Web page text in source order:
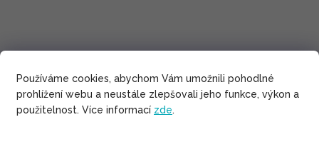
Používáme cookies, abychom Vám umožnili pohodlné
prohlížení webu a neustále zlepšovali jeho funkce, výkon a
použitelnost. Více informací zde.